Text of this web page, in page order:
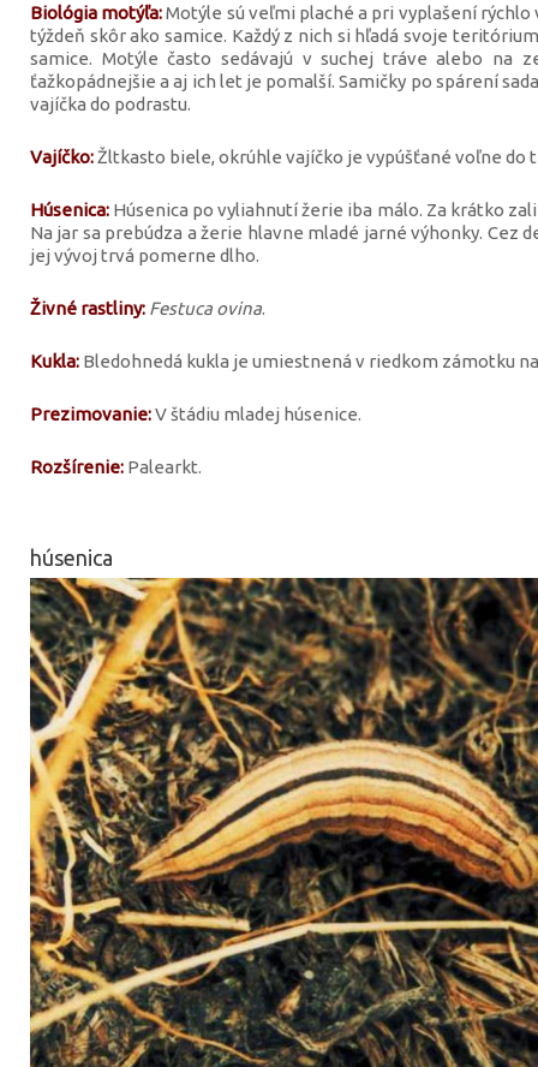
Biológia motýľa:Motýle sú veľmi plaché a pri vyplašení
týždeň skôr ako samice. Každý z nich si hľadá svoje
samice. Motýle často sedávajú v suchej tráve alebo na
ťažkopádnejšie a aj ich let je pomalší. Samičky po spárení
vajíčka do podrastu.
Vajíčko:Žltkasto biele, okrúhle vajíčko je vypúšťané voľne do
Húsenica: Húsenica po vyliahnutí žerie iba málo. Za krátko
Na jar sa prebúdza a žerie hlavne mladé jarné výhonky. Cez
jej vývoj trvá pomerne dlho.
Živné rastliny: Festuca ovina.
Kukla: Bledohnedá kukla je umiestnená v riedkom zámotku
Prezimovanie:V štádiu mladej húsenice.
Rozšírenie: Palearkt.
húsenica